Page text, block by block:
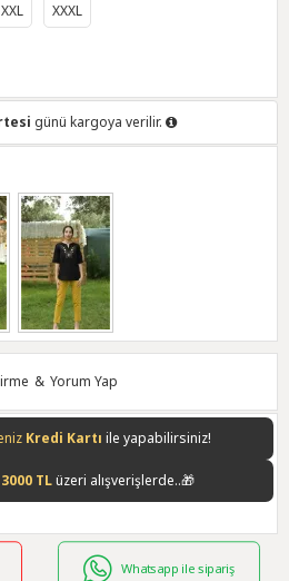
& Yorum Yap
XXL XXXL
günü kargoya verilir.
Kredi Kartı ile yapabilirsiniz!
3000 TLüzeri alışverişlerde..🎁
Whatsapp ile sipariş